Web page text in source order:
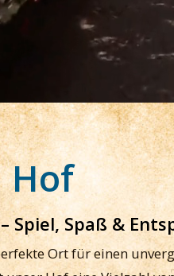
Hof
Spiel, Spaß &
Ort für einen